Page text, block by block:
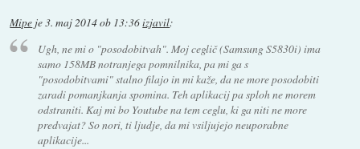
Mipe je3. maj 2014 ob 13:36izjavil:
Ugh, ne mi o "posodobitvah". Moj ceglič (Samsung S5830i) ima
samo 158MB notranjega pomnilnika, pa mi ga s
"posodobitvami" stalno filajo in mi kaže, da ne more posodobiti
zaradi pomanjkanja spomina. Teh aplikacij pa sploh ne morem
odstraniti. Kaj mi bo Youtube na tem ceglu, ki ga niti ne more
predvajat? So nori, ti ljudje, da mi vsiljujejo neuporabne
aplikacije...